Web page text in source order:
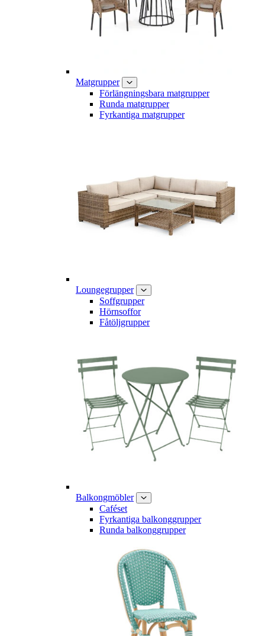
Matgrupper
Förlängningsbara matgrupper
Runda matgrupper
Fyrkantiga matgrupper
Loungegrupper
Soffgrupper
Hörnsoffor
Fåtöljgrupper
Balkongmöbler
Caféset
Fyrkantiga balkonggrupper
Runda balkonggrupper